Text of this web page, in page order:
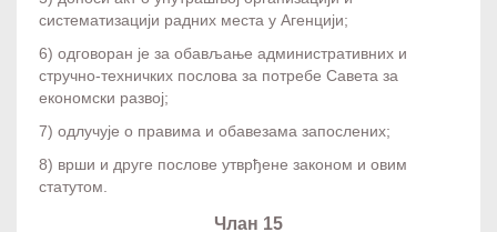
систематизацији радних места у Агенцији;
6) одговоран је за обављање административних и
стручно-техничких послова за потребе Савета за
економски развој;
7) одлучује о правима и обавезама запослених;
8) врши и друге послове утврђене законом и овим
статутом.
Члан 15